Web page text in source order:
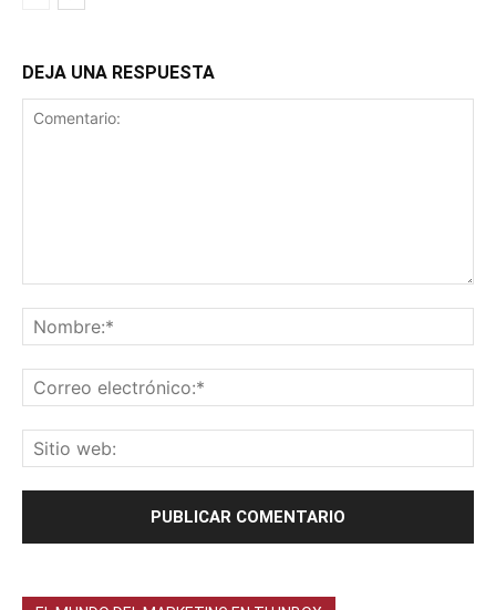
DEJA UNA RESPUESTA